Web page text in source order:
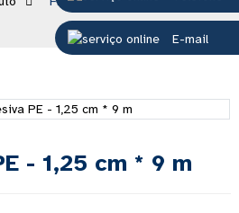
E-mail
- 1,25 cm * 9 m